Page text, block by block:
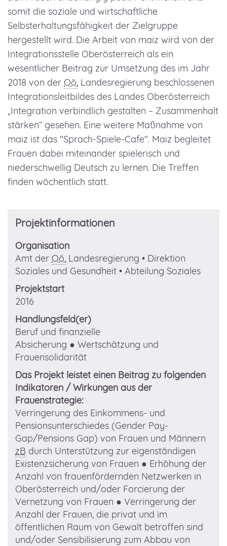
somit die soziale und wirtschaftliche
Selbsterhaltungsfähigkeit der Zielgruppe
hergestellt wird. Die Arbeit von maiz wird von der
Integrationsstelle Oberösterreich als ein
wesentlicher Beitrag zur Umsetzung des im Jahr
2018 von der Oö. Landesregierung beschlossenen
Integrationsleitbildes des Landes Oberösterreich
„Integration verbindlich gestalten – Zusammenhalt
stärken“ gesehen. Eine weitere Maßnahme von
maiz ist das "Sprach-Spiele-Cafe". Maiz begleitet
Frauen dabei miteinander spielerisch und
niederschwellig Deutsch zu lernen. Die Treffen
finden wöchentlich statt.
Projektinformationen
Organisation
Amt der Oö. Landesregierung • Direktion
Soziales und Gesundheit • Abteilung Soziales
Projektstart
2016
Handlungsfeld(er)
Beruf und finanzielle
Absicherung ● Wertschätzung und
Frauensolidarität
Das Projekt leistet einen Beitrag zu folgenden
Indikatoren / Wirkungen aus der
Frauenstrategie:
Verringerung des Einkommens- und
Pensionsunterschiedes (Gender Pay-
Gap/Pensions Gap) von Frauen und Männern
zB durch Unterstützung zur eigenständigen
Existenzsicherung von Frauen ● Erhöhung der
Anzahl von frauenfördernden Netzwerken in
Oberösterreich und/oder Forcierung der
Vernetzung von Frauen ● Verringerung der
Anzahl der Frauen, die privat und im
öffentlichen Raum von Gewalt betroffen sind
und/oder Sensibilisierung zum Abbau von